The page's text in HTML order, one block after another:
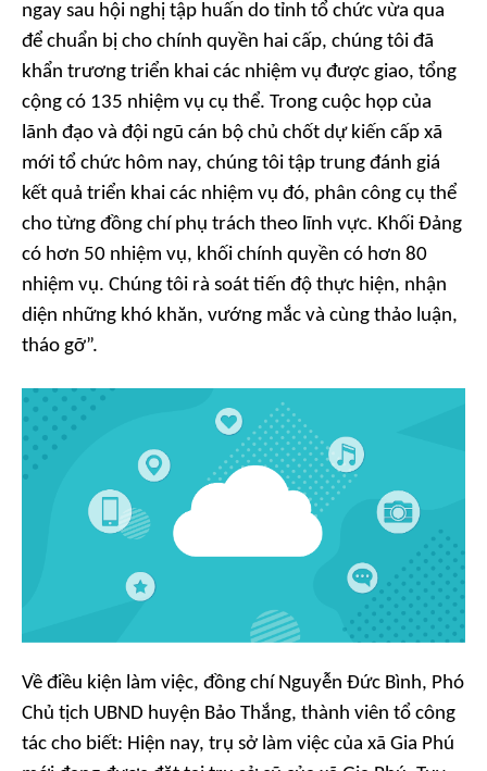
ngay sau hội nghị tập huấn do tỉnh tổ chức vừa qua
để chuẩn bị cho chính quyền hai cấp, chúng tôi đã
khẩn trương triển khai các nhiệm vụ được giao, tổng
cộng có 135 nhiệm vụ cụ thể. Trong cuộc họp của
lãnh đạo và đội ngũ cán bộ chủ chốt dự kiến cấp xã
mới tổ chức hôm nay, chúng tôi tập trung đánh giá
kết quả triển khai các nhiệm vụ đó, phân công cụ thể
cho từng đồng chí phụ trách theo lĩnh vực. Khối Đảng
có hơn 50 nhiệm vụ, khối chính quyền có hơn 80
nhiệm vụ. Chúng tôi rà soát tiến độ thực hiện, nhận
diện những khó khăn, vướng mắc và cùng thảo luận,
tháo gỡ”.
Về điều kiện làm việc, đồng chí Nguyễn Đức Bình, Phó
Chủ tịch UBND huyện Bảo Thắng, thành viên tổ công
tác cho biết: Hiện nay, trụ sở làm việc của xã Gia Phú